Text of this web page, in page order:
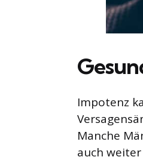
Impotenz
Manche
auch